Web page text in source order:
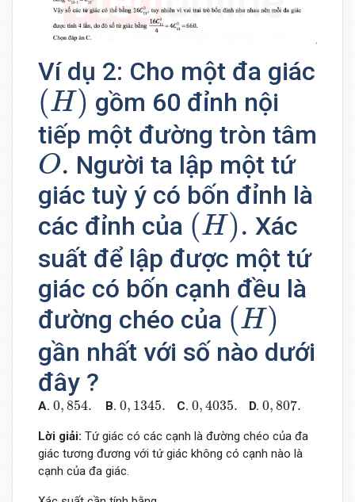
Ví dụ 2: Cho một đa giác
(H )
(H) gồm 60 đỉnh nội
tiếp một đường tròn tâm
O.
O. Người ta lập một tứ
giác tuỳ ý có bốn đỉnh là
các đỉnh của (H ).
(H). Xác
suất để lập được một tứ
giác có bốn cạnh đều là
đường chéo của (H )
(H)
gần nhất với số nào dưới
đây ?
A. 0,854.
0 854. B. 0, 1345.
0 1345. C. 0,4035.
0 4035. D. 0,807.
0 807.
Lời giải: Tứ giác có các cạnh là đường chéo của đa
giác tương đương với tứ giác không có cạnh nào là
cạnh của đa giác.